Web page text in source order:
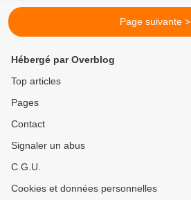
Page suivante >
Hébergé par Overblog
Top articles
Pages
Contact
Signaler un abus
C.G.U.
Cookies et données personnelles